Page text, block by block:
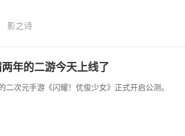
影之诗
年的二游今天上线了
次元手游《闪耀！优俊少女》正式开启公测。